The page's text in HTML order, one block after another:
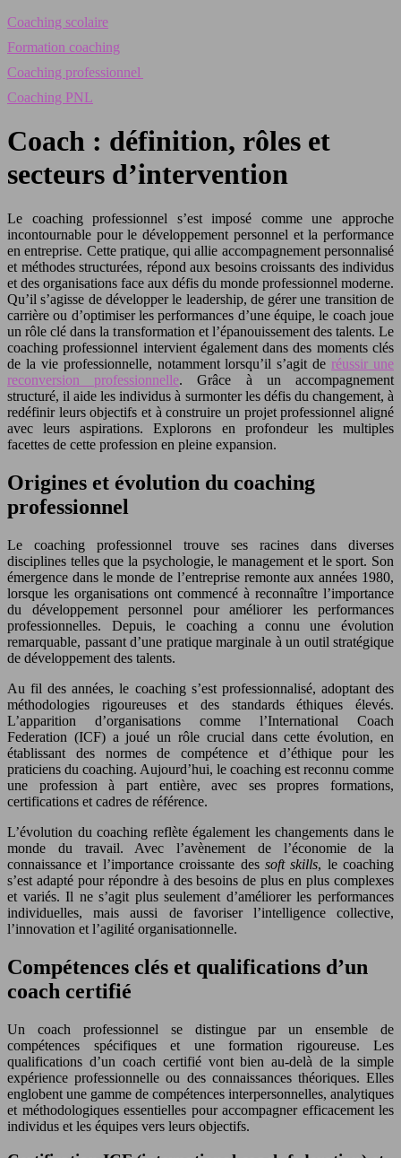
Coaching scolaire
Formation coaching
Coaching professionnel
Coaching PNL
Coach : définition, rôles et
secteurs d’intervention
Le coaching professionnel s’est imposé comme une approche
incontournable pour le développement personnel et la performance
en entreprise. Cette pratique, qui allie accompagnement personnalisé
et méthodes structurées, répond aux besoins croissants des individus
et des organisations face aux défis du monde professionnel moderne.
Qu’il s’agisse de développer le leadership, de gérer une transition de
carrière ou d’optimiser les performances d’une équipe, le coach joue
un rôle clé dans la transformation et l’épanouissement des talents. Le
coaching professionnel intervient également dans des moments clés
de la vie professionnelle, notamment lorsqu’il s’agit deréussir une
reconversion professionnelle. Grâce à un accompagnement
structuré, il aide les individus à surmonter les défis du changement, à
redéfinir leurs objectifs et à construire un projet professionnel aligné
avec leurs aspirations. Explorons en profondeur les multiples
facettes de cette profession en pleine expansion.
Origines et évolution du coaching
professionnel
Le coaching professionnel trouve ses racines dans diverses
disciplines telles que la psychologie, le management et le sport. Son
émergence dans le monde de l’entreprise remonte aux années 1980,
lorsque les organisations ont commencé à reconnaître l’importance
du développement personnel pour améliorer les performances
professionnelles. Depuis, le coaching a connu une évolution
remarquable, passant d’une pratique marginale à un outil stratégique
de développement des talents.
Au fil des années, le coaching s’est professionnalisé, adoptant des
méthodologies rigoureuses et des standards éthiques élevés.
L’apparition d’organisations comme l’International Coach
Federation (ICF) a joué un rôle crucial dans cette évolution, en
établissant des normes de compétence et d’éthique pour les
praticiens du coaching. Aujourd’hui, le coaching est reconnu comme
une profession à part entière, avec ses propres formations,
certifications et cadres de référence.
L’évolution du coaching reflète également les changements dans le
monde du travail. Avec l’avènement de l’économie de la
connaissance et l’importance croissante des soft skills, le coaching
s’est adapté pour répondre à des besoins de plus en plus complexes
et variés. Il ne s’agit plus seulement d’améliorer les performances
individuelles, mais aussi de favoriser l’intelligence collective,
l’innovation et l’agilité organisationnelle.
Compétences clés et qualifications d’un
coach certifié
Un coach professionnel se distingue par un ensemble de
compétences spécifiques et une formation rigoureuse. Les
qualifications d’un coach certifié vont bien au-delà de la simple
expérience professionnelle ou des connaissances théoriques. Elles
englobent une gamme de compétences interpersonnelles, analytiques
et méthodologiques essentielles pour accompagner efficacement les
individus et les équipes vers leurs objectifs.